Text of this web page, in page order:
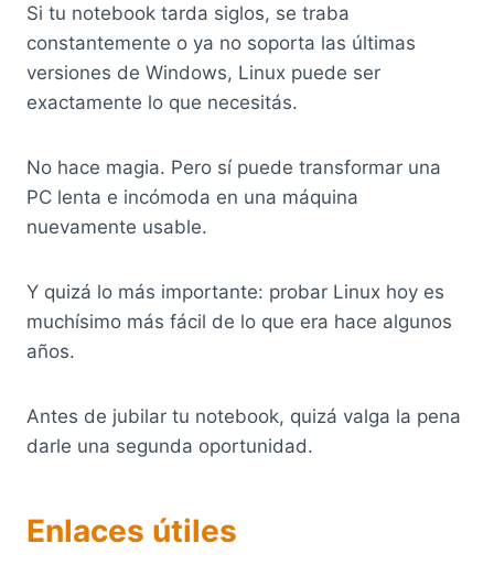
Si tu notebook tarda siglos, se traba
constantemente o ya no soporta las últimas
versiones de Windows, Linux puede ser
exactamente lo que necesitás.
No hace magia. Pero sí puede transformar una
PC lenta e incómoda en una máquina
nuevamente usable.
Y quizá lo más importante: probar Linux hoy es
muchísimo más fácil de lo que era hace algunos
años.
Antes de jubilar tu notebook, quizá valga la pena
darle una segunda oportunidad.
Enlaces útiles